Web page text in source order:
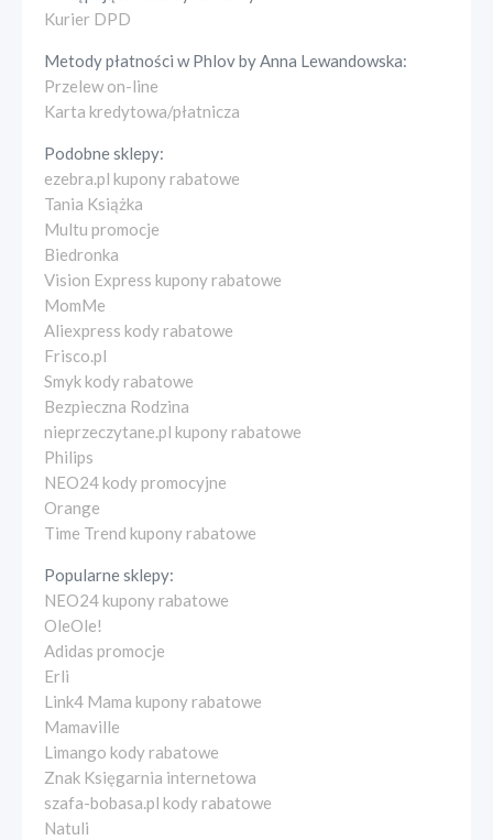
Kurier DPD
Metody płatności wPhlov by Anna Lewandowska:
Przelew on-line
Karta kredytowa/płatnicza
Podobne sklepy:
ezebra.pl kupony rabatowe
Tania Książka
Multu promocje
Biedronka
Vision Express kupony rabatowe
MomMe
Aliexpress kody rabatowe
Frisco.pl
Smyk kody rabatowe
Bezpieczna Rodzina
nieprzeczytane.pl kupony rabatowe
Philips
NEO24 kody promocyjne
Orange
Time Trend kupony rabatowe
Popularne sklepy:
NEO24 kupony rabatowe
OleOle!
Adidas promocje
Erli
Link4 Mama kupony rabatowe
Mamaville
Limango kody rabatowe
Znak Księgarnia internetowa
szafa-bobasa.pl kody rabatowe
Natuli